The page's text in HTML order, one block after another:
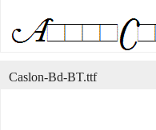
Caslon-Bd-BT.ttf